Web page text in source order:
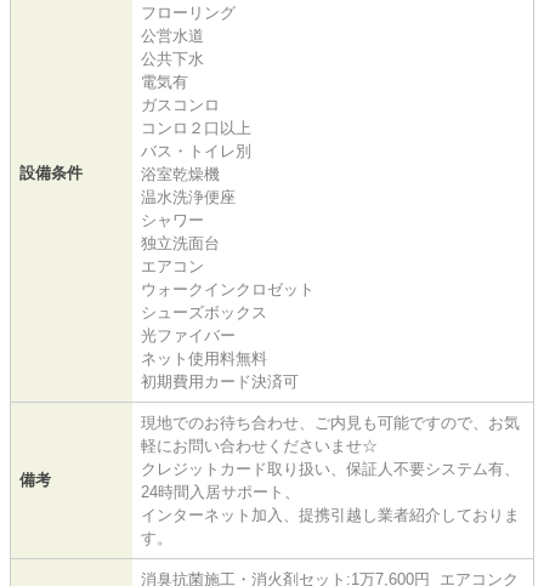
設備条件
フローリング
公営水道
公共下水
電気有
ガスコンロ
コンロ２口以上
バス・トイレ別
浴室乾燥機
温水洗浄便座
シャワー
独立洗面台
エアコン
ウォークインクロゼット
シューズボックス
光ファイバー
ネット使用料無料
初期費用カード決済可
備考
現地でのお待ち合わせ、ご内見も可能ですので、お気
軽にお問い合わせくださいませ☆
クレジットカード取り扱い、保証人不要システム有、
24時間入居サポート、
インターネット加入、提携引越し業者紹介しておりま
す。
消臭抗菌施工・消火剤セット:1万7,600円 エアコンク